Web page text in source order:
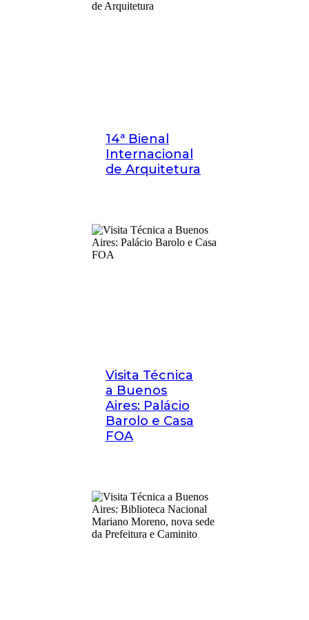
14ª Bienal
Internacional
de Arquitetura
Visita Técnica
a Buenos
Aires: Palácio
Barolo e Casa
FOA